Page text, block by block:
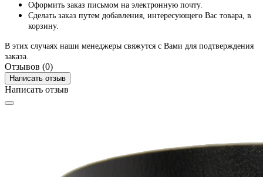
Оформить заказ письмом на электронную почту.
Сделать заказ путем добавления, интересующего Вас товара, в
корзину.
В этих случаях наши менеджеры свяжутся с Вами для подтверждения
заказа.
Отзывов (0)
Написать отзыв
Написать отзыв